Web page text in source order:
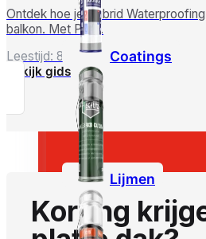
Coatings
Lijmen
Ontdek hoe je Hybrid
balkon. Met PU …
Leestijd: 8 minuten
Bekijk gids
Korting